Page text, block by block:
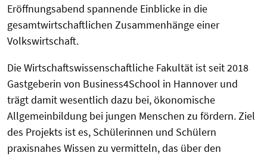
Eröffnungsabend spannende Einblicke in die
gesamtwirtschaftlichen Zusammenhänge einer
Volkswirtschaft.
Die Wirtschaftswissenschaftliche Fakultät ist seit 2018
Gastgeberin von Business4School in Hannover und
trägt damit wesentlich dazu bei, ökonomische
Allgemeinbildung bei jungen Menschen zu fördern. Ziel
des Projekts ist es, Schülerinnen und Schülern
praxisnahes Wissen zu vermitteln, das über den